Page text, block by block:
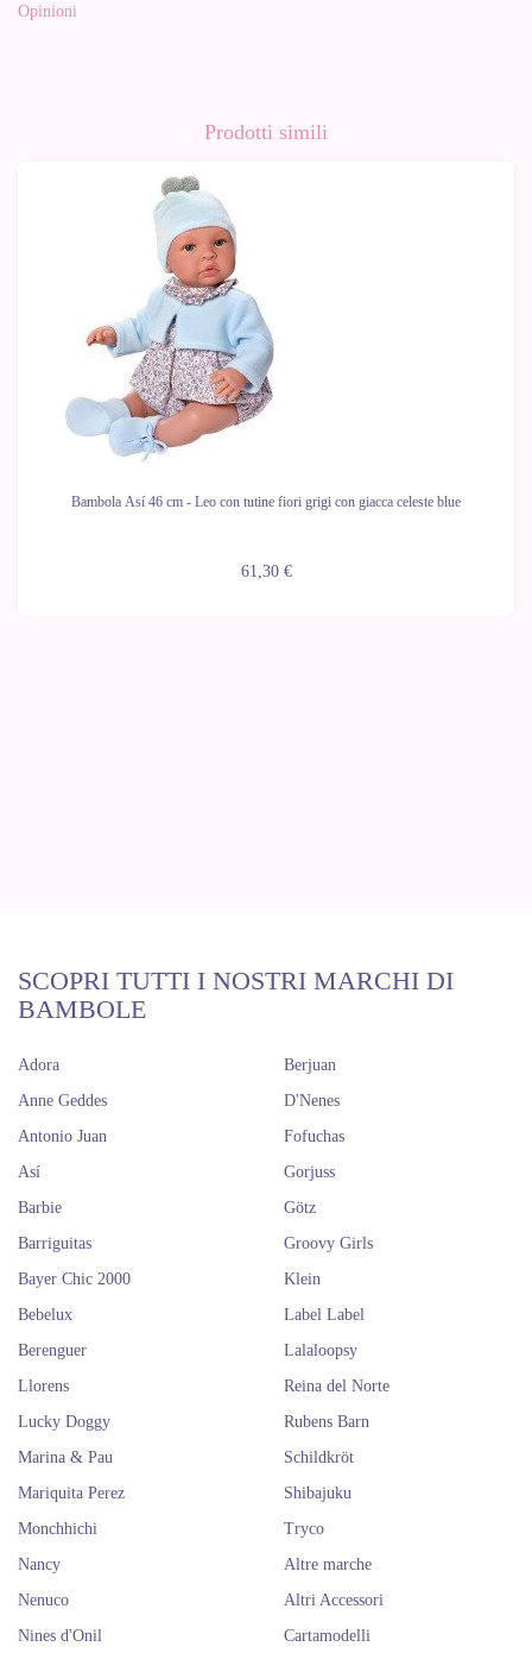
Opinioni
Prodotti simili
Bambola Así 46 cm - Leo con tutine fiori grigi con giacca celeste blue
61,30 €
SCOPRI TUTTI I NOSTRI MARCHI DI
BAMBOLE
Adora
Anne Geddes
Antonio Juan
Así
Barbie
Barriguitas
Bayer Chic 2000
Bebelux
Berenguer
Berjuan
D'Nenes
Fofuchas
Gorjuss
Götz
Groovy Girls
Klein
Label Label
Lalaloopsy
Llorens
Lucky Doggy
Marina & Pau
Mariquita Perez
Monchhichi
Nancy
Nenuco
Nines d'Onil
Reina del Norte
Rubens Barn
Schildkröt
Shibajuku
Tryco
Altre marche
Altri Accessori
Cartamodelli